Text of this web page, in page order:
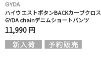
GYDA
ハイウエストボタンBACKカーブクロス
GYDA chainデニムショートパンツ
11,990 円